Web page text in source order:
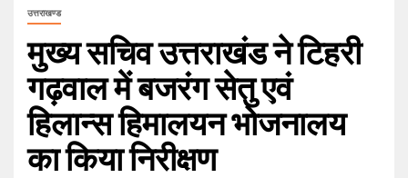
उत्तराखण्ड
मुख्य सचिव उत्तराखंड ने टिहरी
गढ़वाल में बजरंग सेतु एवं
हिलान्स हिमालयन भोजनालय
का किया निरीक्षण